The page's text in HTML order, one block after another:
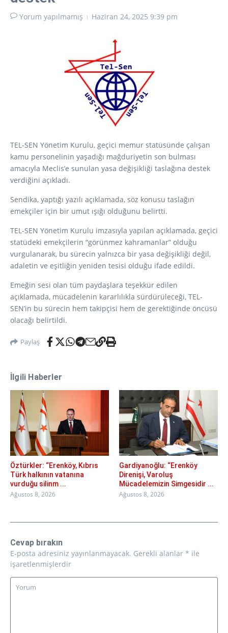
Yorum yapılmamış Haziran 24, 2025 9:39 pm
TEL-SEN Yönetim Kurulu, geçici memur statüsünde çalışan
kamu personelinin yaşadığı mağduriyetin son bulması
amacıyla Meclis’e sunulan yasa değişikliği taslağına destek
verdiğini açıkladı.
Sendika, yaptığı yazılı açıklamada, söz konusu taslağın
emekçiler için bir umut ışığı olduğunu belirtti.
TEL-SEN Yönetim Kurulu imzasıyla yapılan açıklamada, geçici
statüdeki emekçilerin “görünmez kahramanlar” olduğu
vurgulanarak, bu sürecin yalnızca bir yasa değişikliği değil,
adaletin ve eşitliğin yeniden tesisi olduğu ifade edildi.
Emeğin sesi olan tüm paydaşlara teşekkür edilen
açıklamada, mücadelenin kararlılıkla sürdürüleceği, TEL-
SEN’in bu sürecin hem takipçisi hem de gerektiğinde öncüsü
olacağı belirtildi.
Paylaş
İlgili Haberler
Öztürkler: “Erenköy, Kıbrıs
Türk halkının vatanına
vurduğu silinm ...
Ağustos 8, 2026
Gardiyanoğlu: “Erenköy
Direnişi, Varoluş
Mücadelemizin Simgesidir ...
Ağustos 8, 2026
Cevap bırakın
E-posta adresiniz yayınlanmayacak. Gerekli alanlar * ile
işaretlenmişlerdir